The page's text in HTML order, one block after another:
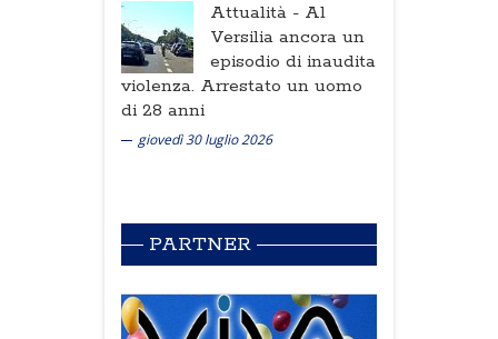
Attualità - Al
Versilia ancora un
episodio di inaudita
violenza. Arrestato un uomo
di 28 anni
giovedì 30 luglio 2026
PARTNER